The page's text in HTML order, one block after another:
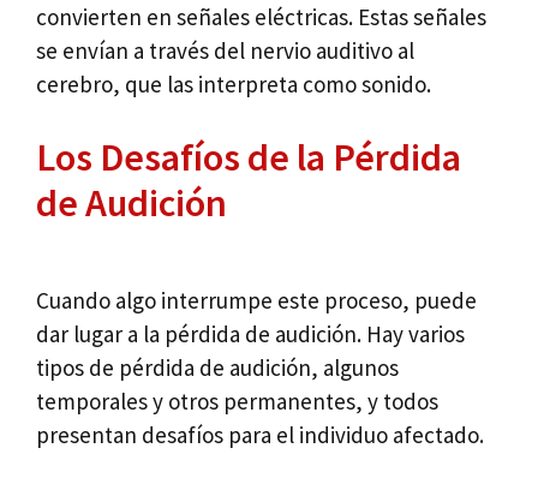
convierten en señales eléctricas. Estas señales
se envían a través del nervio auditivo al
cerebro, que las interpreta como sonido.
Los Desafíos de la Pérdida
de Audición
Cuando algo interrumpe este proceso, puede
dar lugar a la pérdida de audición. Hay varios
tipos de pérdida de audición, algunos
temporales y otros permanentes, y todos
presentan desafíos para el individuo afectado.